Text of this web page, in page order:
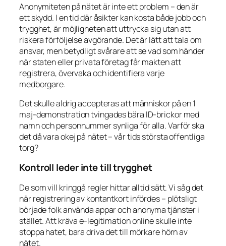
Anonymiteten på nätet är inte ett problem – den är
ett skydd. I en tid där åsikter kan kosta både jobb och
trygghet, är möjligheten att uttrycka sig utan att
riskera förföljelse avgörande. Det är lätt att tala om
ansvar, men betydligt svårare att se vad som händer
när staten eller privata företag får makten att
registrera, övervaka och identifiera varje
medborgare.
Det skulle aldrig accepteras att människor på en 1
maj-demonstration tvingades bära ID-brickor med
namn och personnummer synliga för alla. Varför ska
det då vara okej på nätet – vår tids största offentliga
torg?
Kontroll leder inte till trygghet
De som vill kringgå regler hittar alltid sätt. Vi såg det
när registrering av kontantkort infördes – plötsligt
började folk använda appar och anonyma tjänster i
stället. Att kräva e-legitimation online skulle inte
stoppa hatet, bara driva det till mörkare hörn av
nätet.